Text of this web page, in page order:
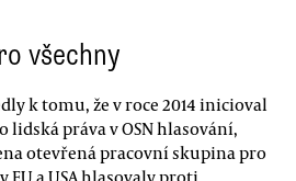
všechny
k tomu, že v roce 2014 inicioval
lidská práva v OSN hlasování,
otevřená pracovní skupina pro